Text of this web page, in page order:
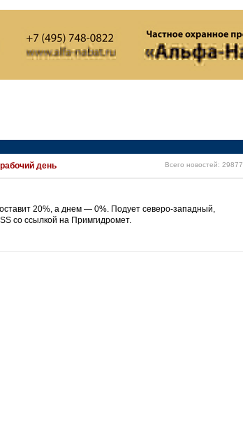
день Всего новостей: 29877
20%, а днем — 0%. Подует северо-западный,
со ссылкой на Примгидромет.